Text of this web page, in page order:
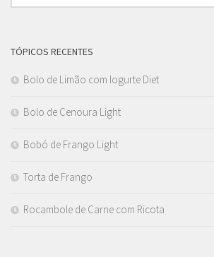
TÓPICOS RECENTES
Bolo de Limão com Iogurte Diet
Bolo de Cenoura Light
Bobó de Frango Light
Torta de Frango
Rocambole de Carne com Ricota